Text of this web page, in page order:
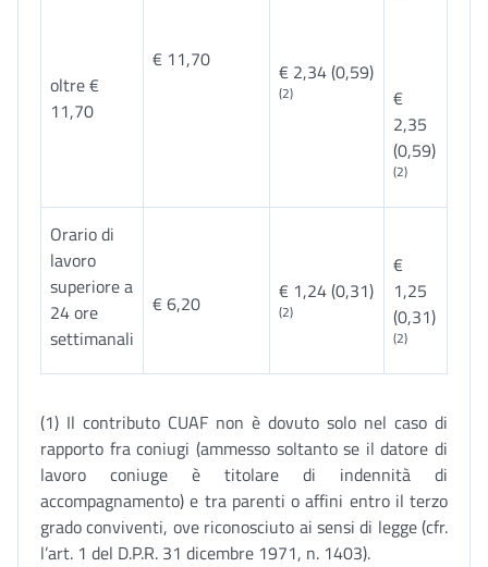
oltre €
11,70
€ 11,70 € 2,34 (0,59)
(2)
€
2,35
(0,59)
(2)
Orario di
lavoro
superiore a
24 ore
settimanali
€ 6,20 € 1,24 (0,31)
(2)
€
1,25
(0,31)
(2)
(1) Il contributo CUAF non è dovuto solo nel caso di
rapporto fra coniugi (ammesso soltanto se il datore di
lavoro coniuge è titolare di indennità di
accompagnamento) e tra parenti o affini entro il terzo
grado conviventi, ove riconosciuto ai sensi di legge (cfr.
l’art. 1 del D.P.R. 31 dicembre 1971, n. 1403).